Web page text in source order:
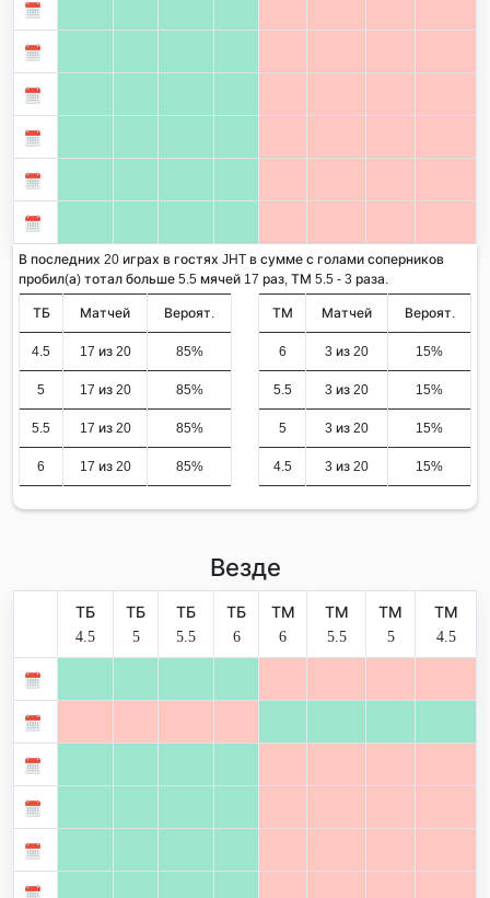
В последних 20 играх в гостях JHT в сумме с голами соперников
пробил(а) тотал больше 5.5 мячей 17 раз, ТМ 5.5 - 3 раза.
ТБ Матчей Вероят.
4.5 17 из 20 85%
5 17 из 20 85%
5.5 17 из 20 85%
6 17 из 20 85%
ТМ Матчей Вероят.
6 3 из 20 15%
5.5 3 из 20 15%
5 3 из 20 15%
4.5 3 из 20 15%
Везде
ТБ
4.5
ТБ
5
ТБ
5.5
ТБ
6
ТМ
6
ТМ
5.5
ТМ
5
ТМ
4.5